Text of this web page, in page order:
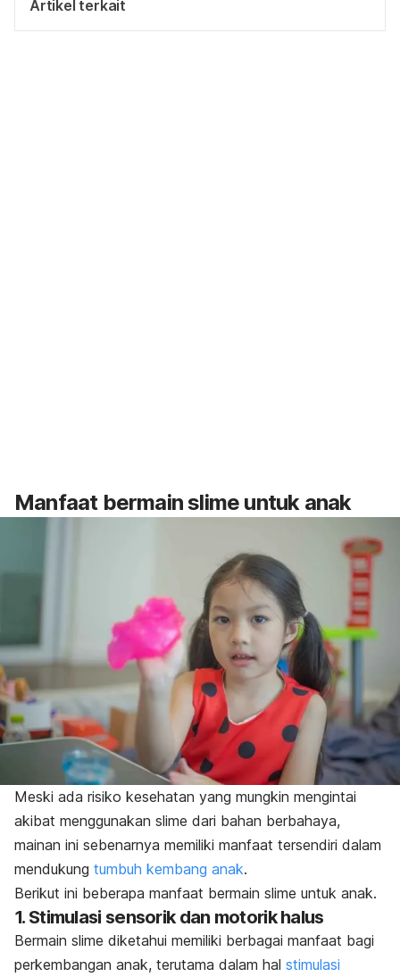
Artikel terkait
Manfaat bermainslime untuk anak
Meski ada risiko kesehatan yang mungkin mengintai
akibat menggunakan slime dari bahan berbahaya,
mainan ini sebenarnya memiliki manfaat tersendiri dalam
mendukung tumbuh kembang anak.
Berikut ini beberapa manfaat bermain slime untuk anak.
1. Stimulasi sensorik dan motorik halus
Bermain slime diketahui memiliki berbagai manfaat bagi
perkembangan anak, terutama dalam hal stimulasi